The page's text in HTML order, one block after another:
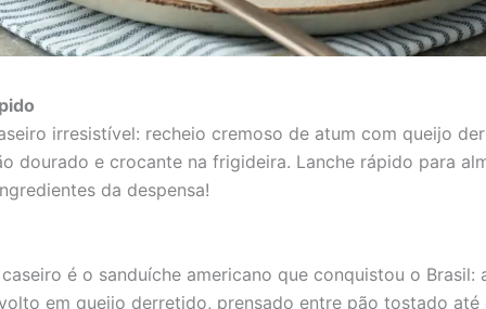
irresistível: recheio cremoso de atum com queijo
dourado e crocante na frigideira. Lanche rápido para
da despensa!
é o sanduíche americano que conquistou o Brasil:
em queijo derretido, prensado entre pão tostado até